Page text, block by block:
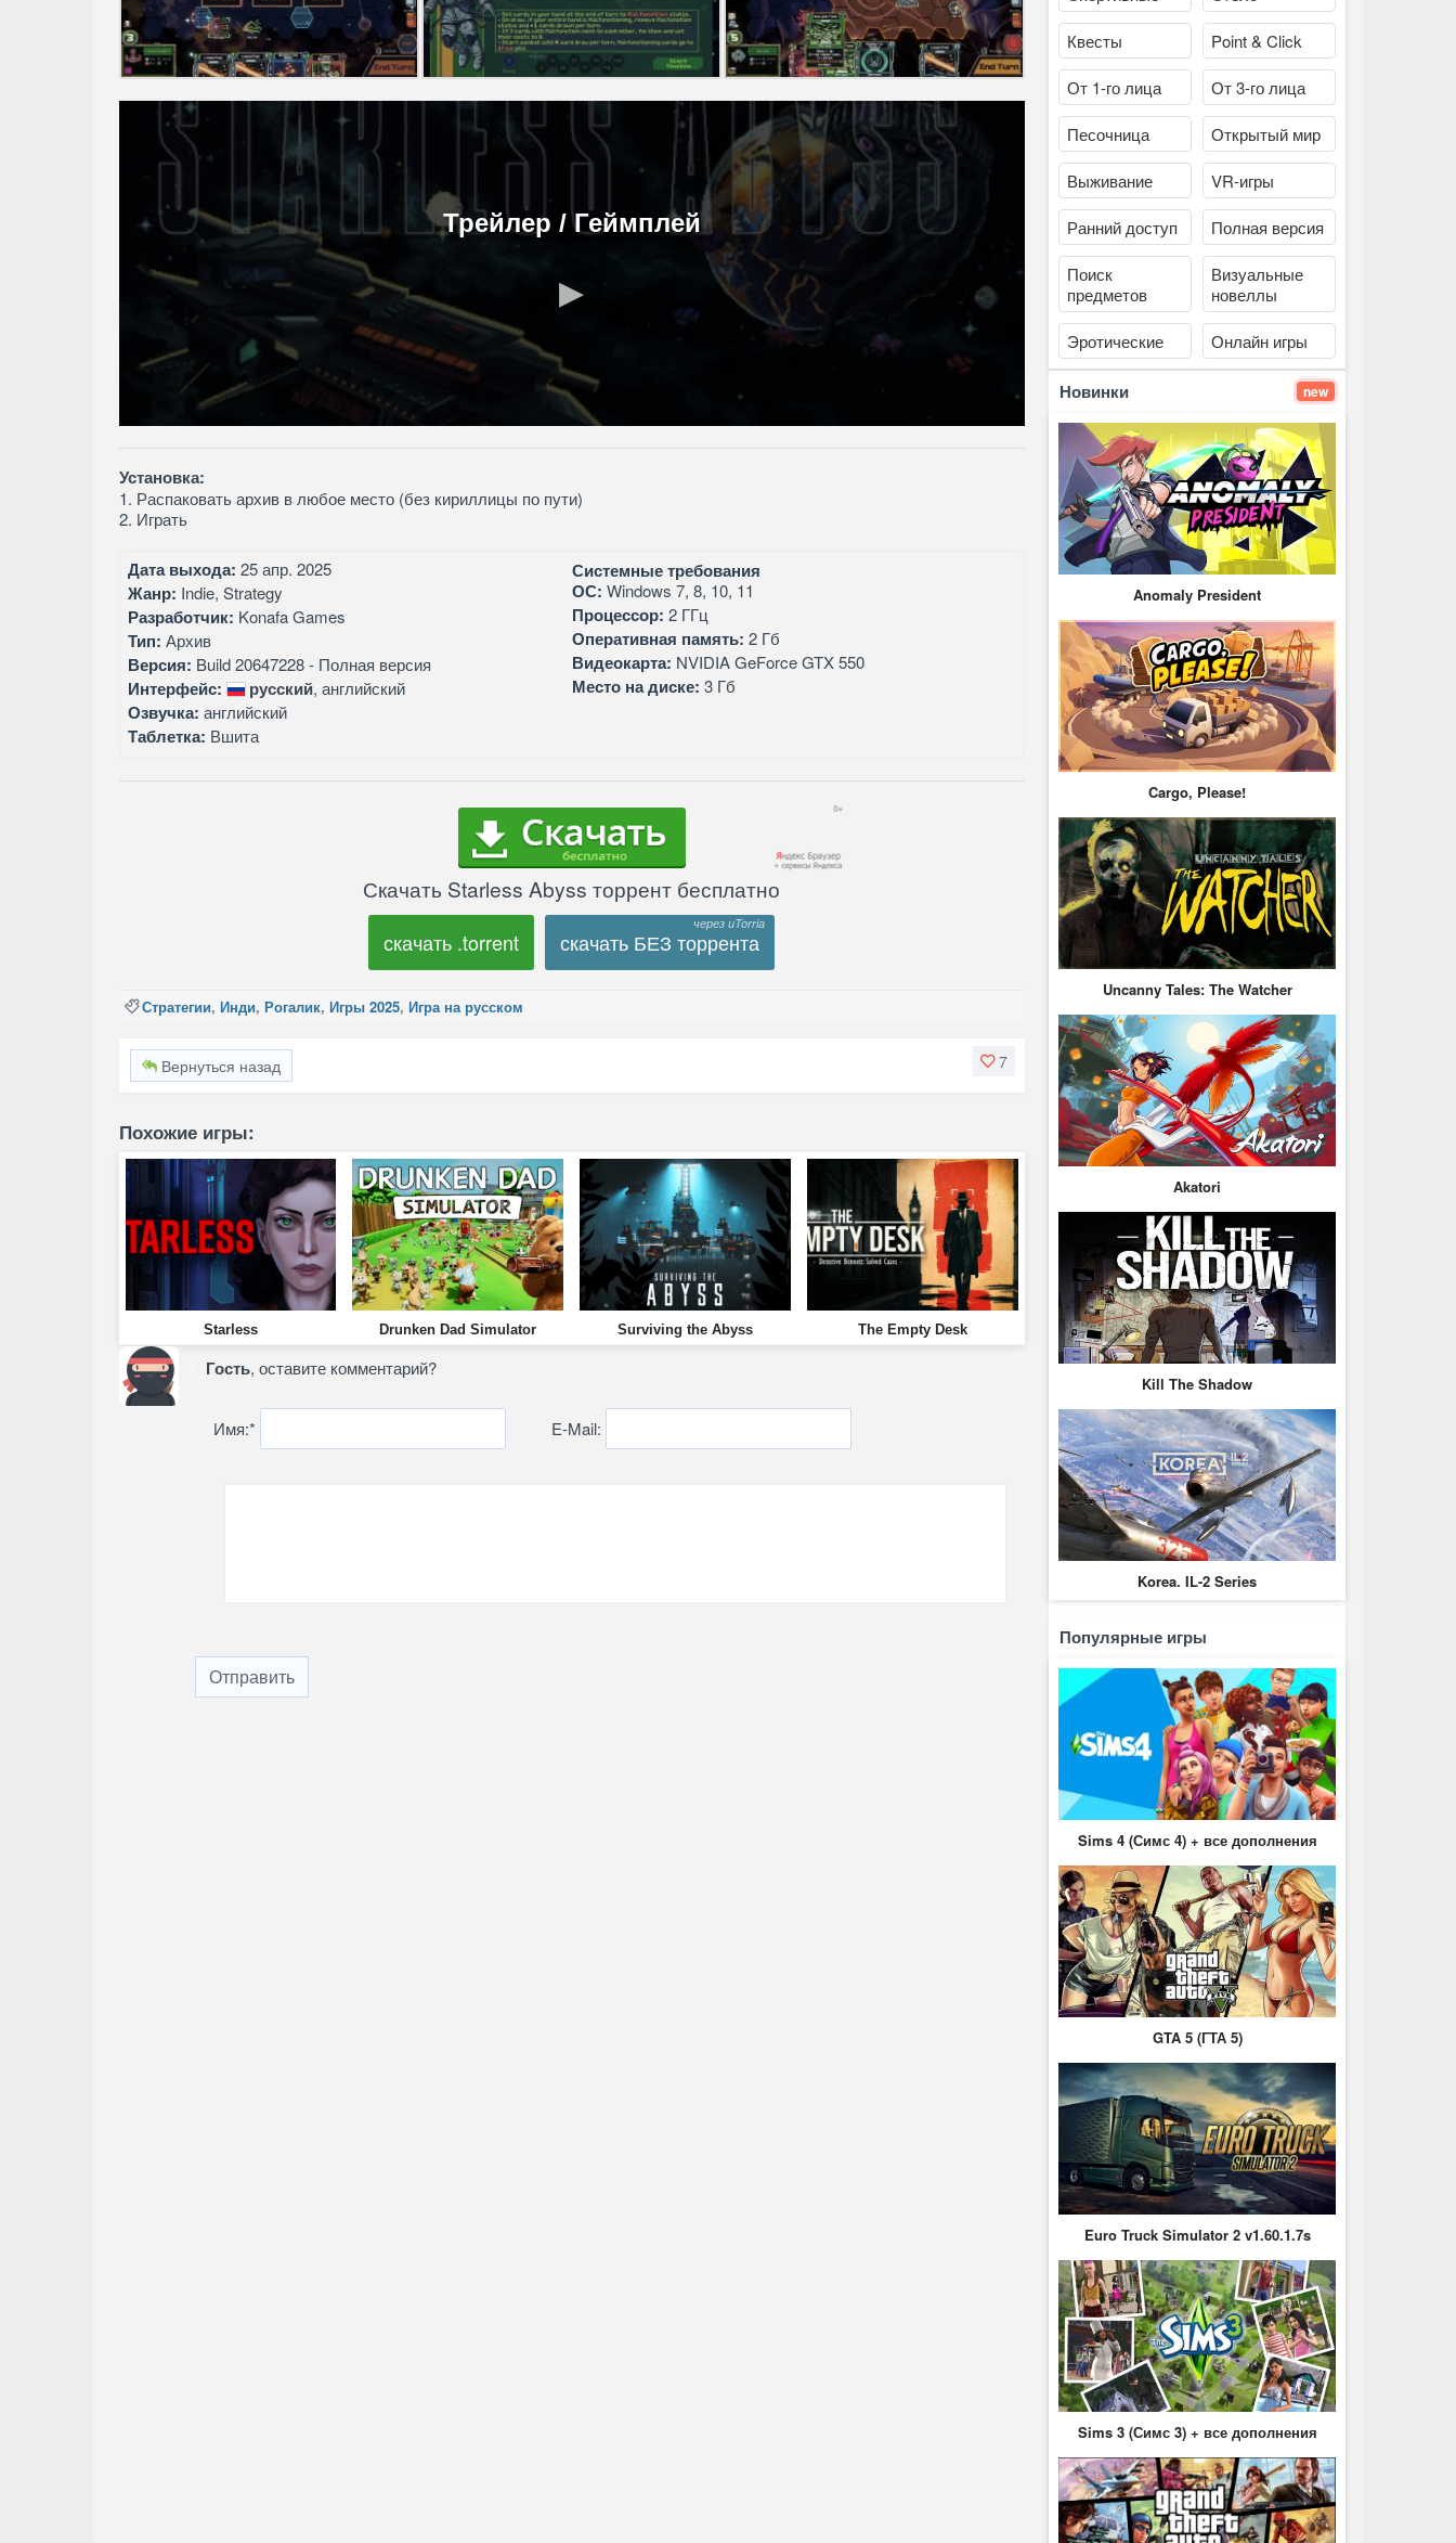
Трейлер / Геймплей
Установка:
1. Распаковать архив в любое место (без кириллицы по пути)
2. Играть
Дата выхода: 25 апр. 2025
Жанр: Indie, Strategy
Разработчик: Konafa Games
Тип: Архив
Версия: Build 20647228 - Полная версия
Интерфейс: русский, английский
Озвучка: английский
Таблетка: Вшита
Системные требования
ОС: Windows 7, 8, 10, 11
Процессор: 2 ГГц
Оперативная память: 2 Гб
Видеокарта: NVIDIA GeForce GTX 550
Место на диске: 3 Гб
Скачать Starless Abyss торрент бесплатно
скачать .torrent скачать БЕЗ торрента
Стратегии, Инди, Рогалик, Игры 2025, Игра на русском
7
Вернуться назад
Похожие игры:
Starless Drunken Dad Simulator Surviving the Abyss The Empty Desk
Гость, оставите комментарий?
Имя:* E-Mail:
Отправить
Квесты Point & Click
От 1-го лица От 3-го лица
Песочница Открытый мир
Выживание VR-игры
Ранний доступ Полная версия
Поиск
предметов
Визуальные
новеллы
Эротические Онлайн игры
Новинки new
Anomaly President
Cargo, Please!
Uncanny Tales: The Watcher
Akatori
Kill The Shadow
Korea. IL-2 Series
Популярные игры
Sims 4 (Симс 4) + все дополнения
GTA 5 (ГТА 5)
Euro Truck Simulator 2 v1.60.1.7s
Sims 3 (Симс 3) + все дополнения